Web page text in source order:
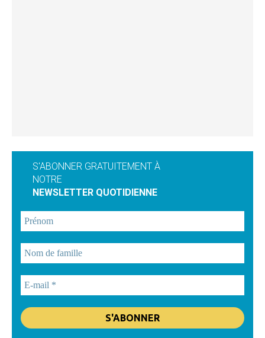
S'ABONNER GRATUITEMENT À
NOTRE
NEWSLETTER QUOTIDIENNE